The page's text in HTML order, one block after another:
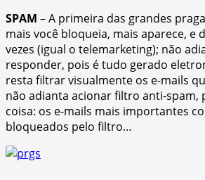
SPAM – A primeira das grandes
mais você bloqueia, mais aparece, e
vezes (igual o telemarketing); não
responder, pois é tudo gerado
resta filtrar visualmente os e-mails
não adianta acionar filtro anti-spam,
coisa: os e-mails mais importantes
bloqueados pelo filtro…